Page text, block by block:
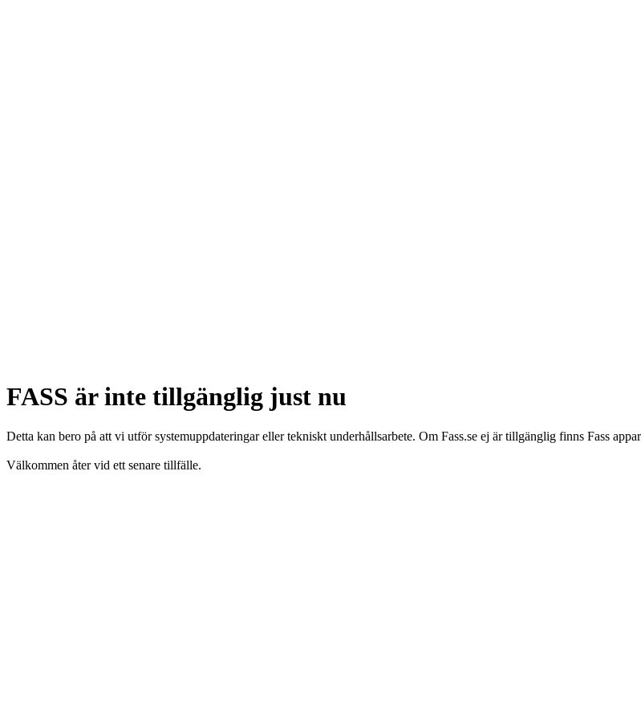
FASS är inte tillgänglig just nu
Detta kan bero på att vi utför systemuppdateringar eller tekniskt underhållsarbete. Om Fass.se ej är tillgänglig finns Fass
Välkommen åter vid ett senare tillfälle.